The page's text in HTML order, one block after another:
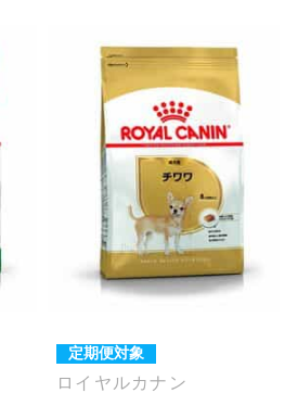
定期便対象
ロイヤルカナン